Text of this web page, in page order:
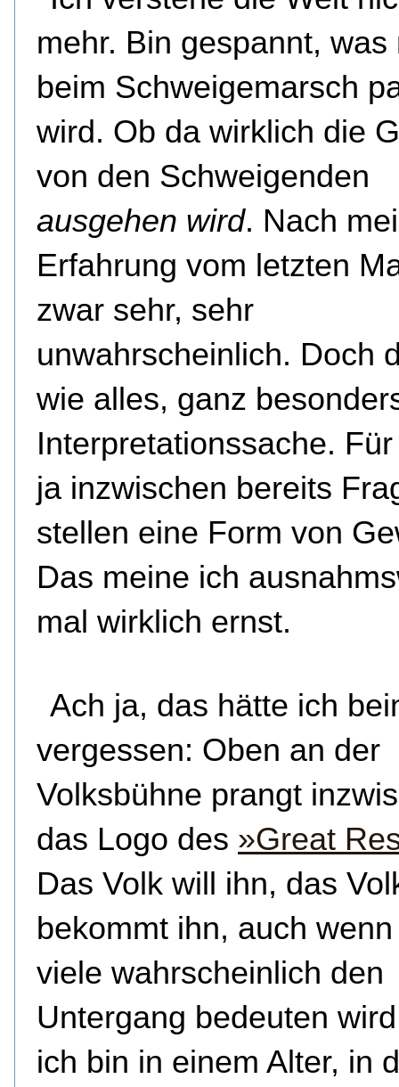
mehr. Bin gespannt, was
beim Schweigemarsch
wird. Ob da wirklich die
von den Schweigenden
ausgehen wird. Nach
Erfahrung vom letzten
zwar sehr, sehr
unwahrscheinlich. Doch
wie alles, ganz
Interpretationssache.
ja inzwischen bereits
stellen eine Form von
Das meine ich
mal wirklich ernst.
Ach ja, das hätte ich
vergessen: Oben an der
Volksbühne prangt
das Logo des »Great
Das Volk will ihn, das
bekommt ihn, auch
viele wahrscheinlich den
Untergang bedeuten
ich bin in einem Alter, in